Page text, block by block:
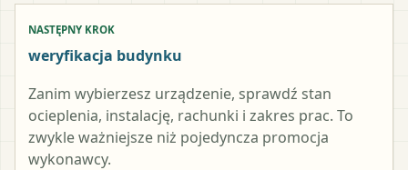
NASTĘPNY KROK
weryfikacja budynku
Zanim wybierzesz urządzenie, sprawdź stan
ocieplenia, instalację, rachunki i zakres prac. To
zwykle ważniejsze niż pojedyncza promocja
wykonawcy.